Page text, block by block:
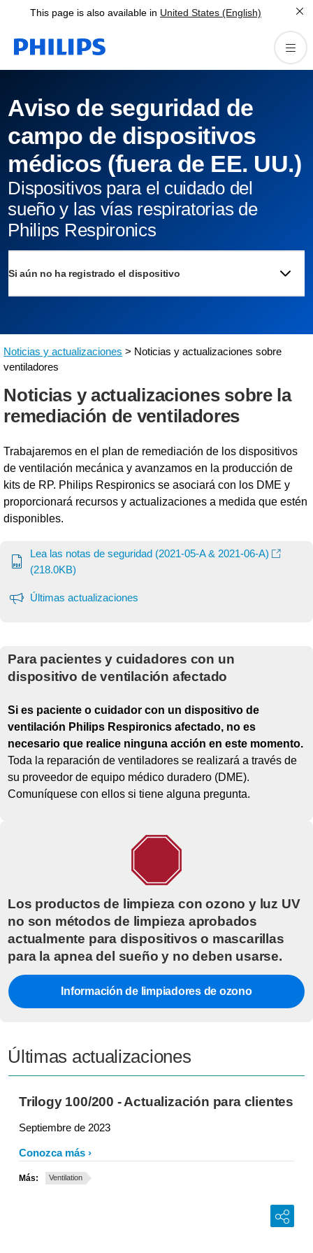
This page is also available in United States (English)
Aviso de seguridad de
campo de dispositivos
médicos (fuera de EE. UU.)
Dispositivos para el cuidado del
sueño y las vías respiratorias de
Philips Respironics
Si aún no ha registrado el dispositivo
Noticias y actualizaciones > Noticias y actualizaciones sobre
ventiladores
Noticias y actualizaciones sobre la
remediación de ventiladores
Trabajaremos en el plan de remediación de los dispositivos
de ventilación mecánica y avanzamos en la producción de
kits de RP. Philips Respironics se asociará con los DME y
proporcionará recursos y actualizaciones a medida que estén
disponibles.
Lea las notas de seguridad (2021-05-A & 2021-06-A)
(218.0KB)
Últimas actualizaciones
Para pacientes y cuidadores con un
dispositivo de ventilación afectado
Si es paciente o cuidador con un dispositivo de
ventilación Philips Respironics afectado, no es
necesario que realice ninguna acción en este momento.
Toda la reparación de ventiladores se realizará a través de
su proveedor de equipo médico duradero (DME).
Comuníquese con ellos si tiene alguna pregunta.
Los productos de limpieza con ozono y luz UV
no son métodos de limpieza aprobados
actualmente para dispositivos o mascarillas
para la apnea del sueño y no deben usarse.
Información de limpiadores de ozono
Últimas actualizaciones
Trilogy 100/200 - Actualización para clientes
Septiembre de 2023
Conozca más
Más: Ventilation